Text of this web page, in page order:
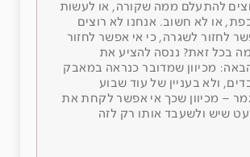
להתעלם ממה שקורה, או לעשות
או לא חשוב. אנחנו לא רוצים
לחזור לשגרה, כי אי אפשר לחזור
בכל זאת? ננסה להציע את
מכיוון שמדובר כנראה במאבק
ולא בעניין של עוד שבוע
– מכיוון שכך אי אפשר לקחת את
שיש ולשעבד אותו רק לזה